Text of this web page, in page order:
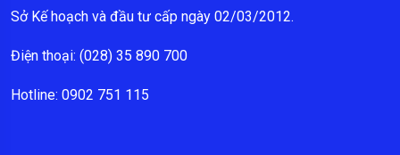
Sở Kế hoạch và đầu tư cấp ngày 02/03/2012.
Điện thoại: (028) 35 890 700
Hotline: 0902 751 115